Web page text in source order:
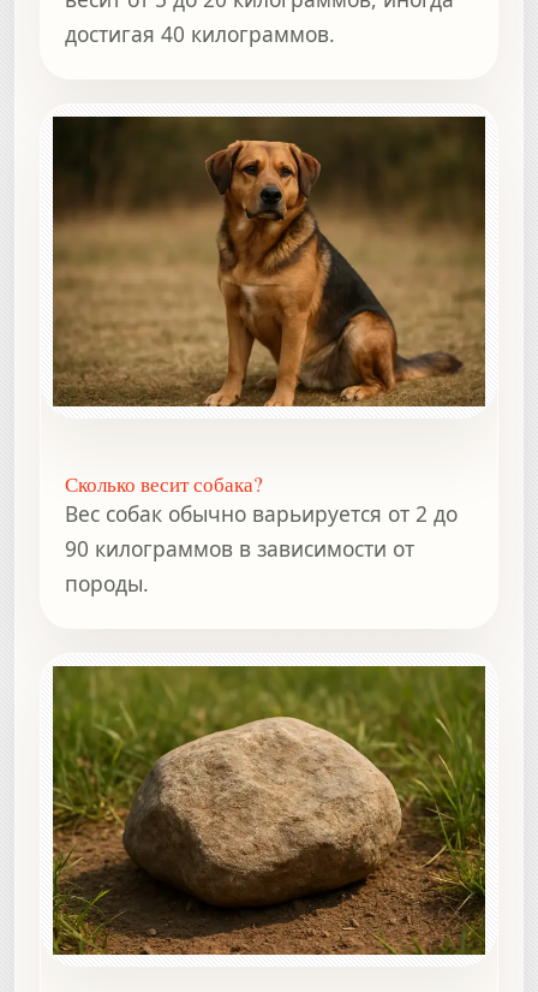
достигая 40 килограммов.
Сколько весит собака?
Вес собак обычно варьируется от 2 до
90 килограммов в зависимости от
породы.